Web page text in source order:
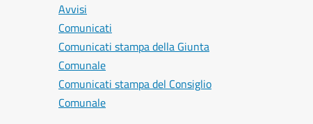
Avvisi
Comunicati
Comunicati stampa della Giunta
Comunale
Comunicati stampa del Consiglio
Comunale